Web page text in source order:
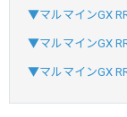
おりパンダ
▼マルマインGX
▼マルマインGX
▼マルマインGX